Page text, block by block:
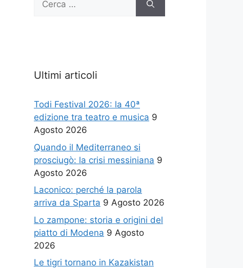
Ultimi articoli
Todi Festival 2026: la 40ª
edizione tra teatro e musica 9
Agosto 2026
Quando il Mediterraneo si
prosciugò: la crisi messiniana 9
Agosto 2026
Laconico: perché la parola
arriva da Sparta 9 Agosto 2026
Lo zampone: storia e origini del
piatto di Modena 9 Agosto
2026
Le tigri tornano in Kazakistan